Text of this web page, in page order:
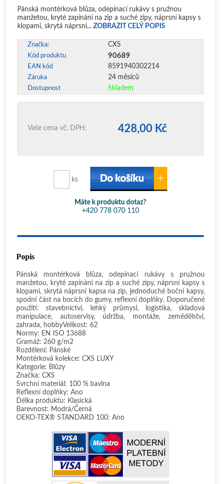
Pánská montérková blůza, odepínací rukávy s pružnou
manžetou, kryté zapínání na zip a suché zipy, náprsní kapsy s
klopami, skrytá náprsní... ZOBRAZIT CELÝ POPIS
Značka: CXS
Kód produktu 90689
EAN kód 8591940302214
Záruka 24 měsíců
Dostupnost Skladem
Vaše cena vč. DPH: 428,00 Kč
ks
Máte k produktu dotaz?
+420 778 070 110
Popis
Pánská montérková blůza, odepínací rukávy s pružnou
manžetou, kryté zapínání na zip a suché zipy, náprsní kapsy s
klopami, skrytá náprsní kapsa na zip, jednoduché boční kapsy,
spodní část na bocích do gumy, reflexní doplňky. Doporučené
použití: stavebnictví, lehký průmysl, logistika, skladová
manipulace, autoservisy, údržba, montáže, zemědělství,
zahrada, hobbyVelikost: 62
Normy: EN ISO 13688
Gramáž: 260 g/m2
Rozdělení: Pánské
Montérková kolekce: CXS LUXY
Kategorie: Blůzy
Značka: CXS
Svrchní materiál: 100 % bavlna
Reflexní doplňky: Ano
Délka produktu: Klasická
Barevnost: Modrá/Černá
OEKO-TEX® STANDARD 100: Ano